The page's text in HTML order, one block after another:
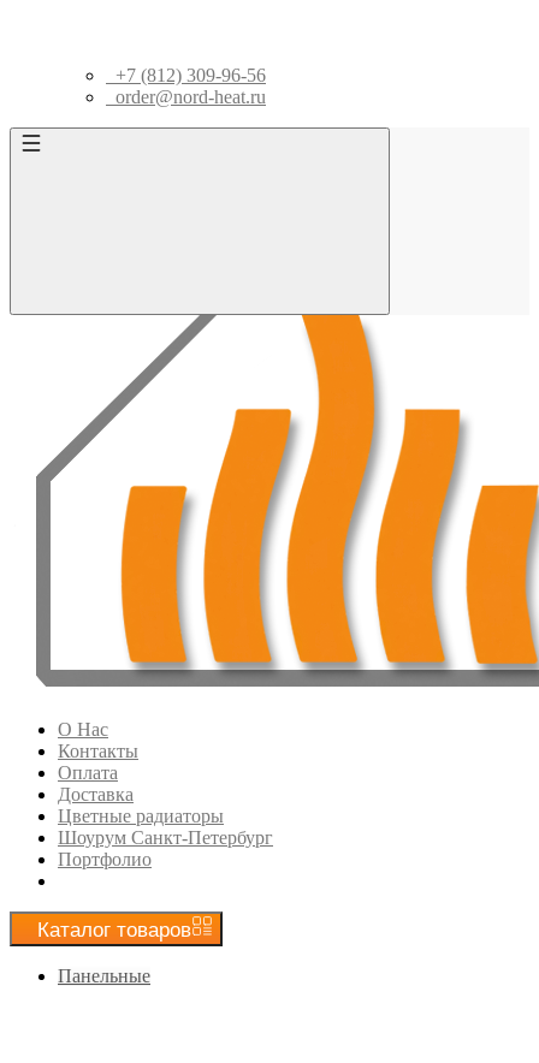
+7 (812) 309-96-56
order@nord-heat.ru
О Нас
Контакты
Оплата
Доставка
Цветные радиаторы
Шоурум Санкт-Петербург
Портфолио
Каталог товаров
Панельные